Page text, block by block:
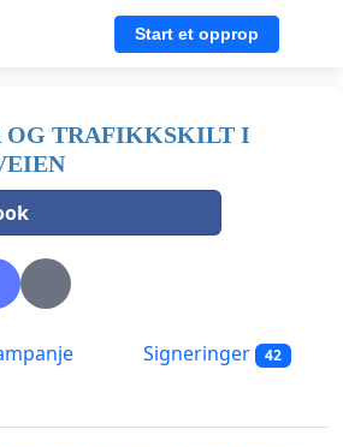
Start et opprop
OG TRAFIKKSKILT I
Signeringer 42